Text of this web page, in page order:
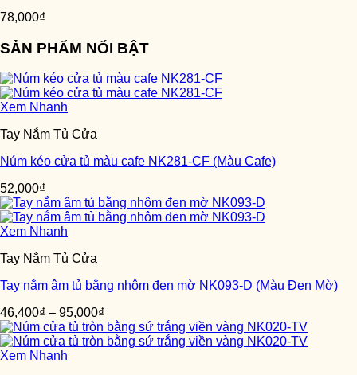
78,000₫
SẢN PHẨM NỔI BẬT
Xem Nhanh
Tay Nắm Tủ Cửa
Núm kéo cửa tủ màu cafe NK281-CF (Màu Cafe)
52,000₫
Xem Nhanh
Tay Nắm Tủ Cửa
Tay nắm âm tủ bằng nhôm đen mờ NK093-D (Màu Đen Mờ)
46,400₫ – 95,000₫
Xem Nhanh